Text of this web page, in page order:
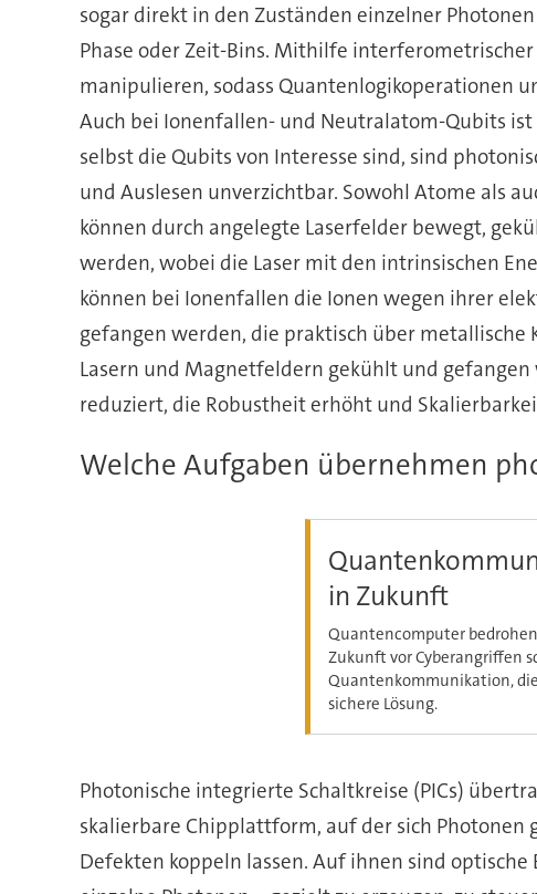
sogar direkt in den Zuständen einzelner
Phase oder Zeit-Bins. Mithilfe
manipulieren, sodass Quantenlogikoperationen
Auch bei Ionenfallen- und Neutralatom-Qubits
selbst die Qubits von Interesse sind, sind
und Auslesen unverzichtbar. Sowohl Atome als
können durch angelegte Laserfelder bewegt,
werden, wobei die Laser mit den intrinsischen
können bei Ionenfallen die Ionen wegen ihrer
gefangen werden, die praktisch über
Lasern und Magnetfeldern gekühlt und
reduziert, die Robustheit erhöht und
Welche Aufgaben übernehmen
in Zukunft
Quantencomputer
Zukunft vor Cyberangriffen
Quantenkommunikation,
sichere Lösung.
Photonische integrierte Schaltkreise (PICs)
skalierbare Chipplattform, auf der sich
Defekten koppeln lassen. Auf ihnen sind